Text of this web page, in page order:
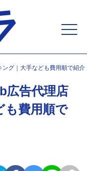
ング｜大手なども費用順で紹介
広告代理店
も費用順で